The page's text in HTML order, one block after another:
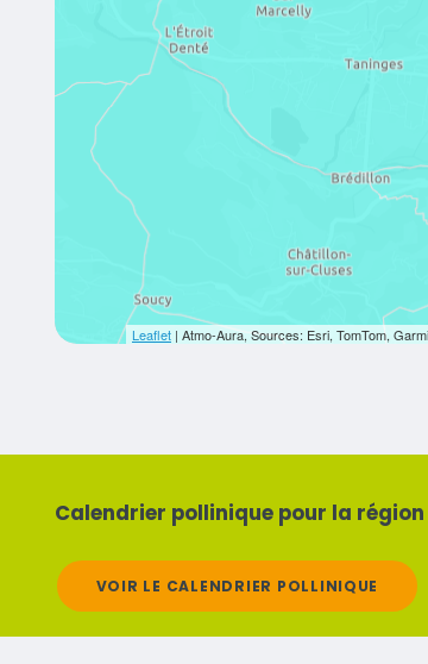
Leaflet| Atmo-Aura, Sources: Esri, TomTom,
Titre
Calendrier pollinique pour la
VOIR LE CALENDRIER POLLINIQUE